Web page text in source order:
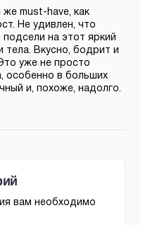
же must-have, как
Не удивлен, что
на этот яркий
тела. Вкусно, бодрит и
уже не просто
особенно в больших
и, похоже, надолго.
вам необходимо